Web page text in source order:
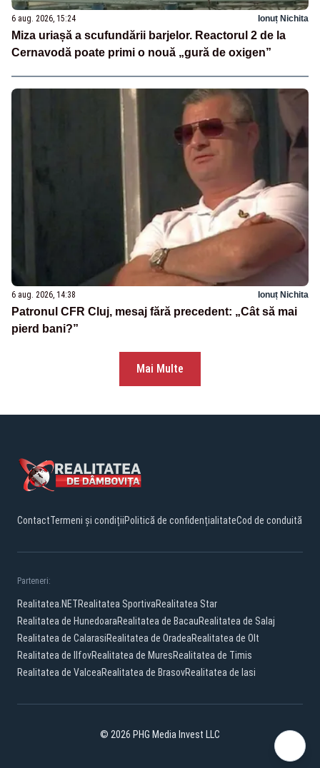
6 aug. 2026, 15:24 Ionuț Nichita
Miza uriașă a scufundării barjelor. Reactorul 2 de la
Cernavodă poate primi o nouă „gură de oxigen”
6 aug. 2026, 14:38 Ionuț Nichita
Patronul CFR Cluj, mesaj fără precedent: „Cât să mai
pierd bani?”
Mai Multe
ContactTermeni și condițiiPolitică de confidențialitateCod de conduită
Parteneri:
Realitatea.NETRealitatea SportivaRealitatea Star
Realitatea de HunedoaraRealitatea de BacauRealitatea de Salaj
Realitatea de CalarasiRealitatea de OradeaRealitatea de Olt
Realitatea de IlfovRealitatea de MuresRealitatea de Timis
Realitatea de ValceaRealitatea de BrasovRealitatea de Iasi
© 2026 PHG Media Invest LLC